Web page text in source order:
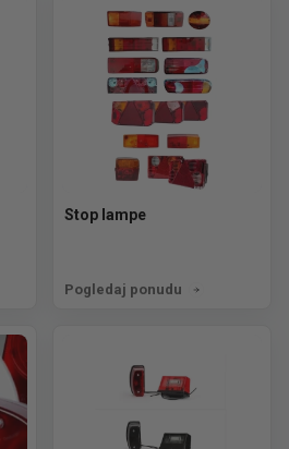
Stop lampe
Pogledaj ponudu